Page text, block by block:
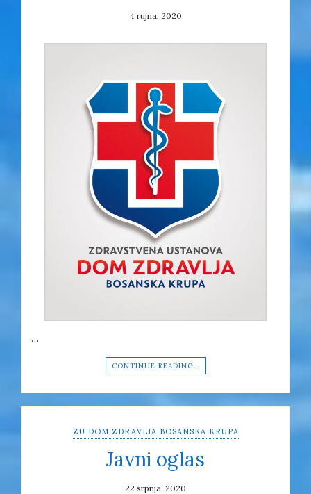
4 rujna, 2020
…
CONTINUE READING…
ZU DOM ZDRAVLJA BOSANSKA KRUPA
Javni oglas
22 srpnja, 2020